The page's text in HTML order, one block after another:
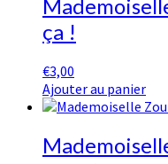
ça !
€3,00
Ajouter au panier